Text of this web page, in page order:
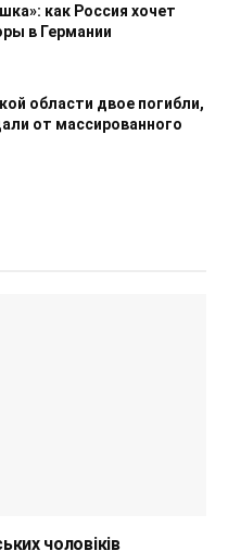
как Россия хочет
в Германии
области двое погибли,
от массированного
чоловіків